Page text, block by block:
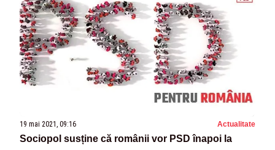
19 mai 2021, 09:16 Actualitate
Sociopol susține că românii vor PSD înapoi la